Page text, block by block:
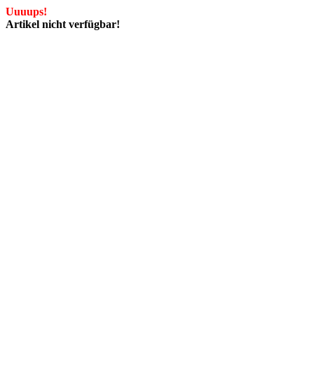
Uuuups!
Artikel nicht verfügbar!